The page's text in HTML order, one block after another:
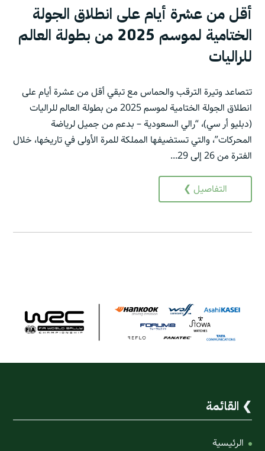
أقل من عشرة أيام على انطلاق الجولة
الختامية لموسم 2025 من بطولة العالم
للراليات
تتصاعد وتيرة الترقب والحماس مع تبقي أقل من عشرة أيام على
انطلاق الجولة الختامية لموسم 2025 من بطولة العالم للراليات
(دبليو أر سي)، “رالي السعودية – بدعم من جميل لرياضة
المحركات”، والتي تستضيفها المملكة للمرة الأولى في تاريخها، خلال
الفترة من 26 إلى 29...
التفاصيل ❯
القائمة
الرئيسية